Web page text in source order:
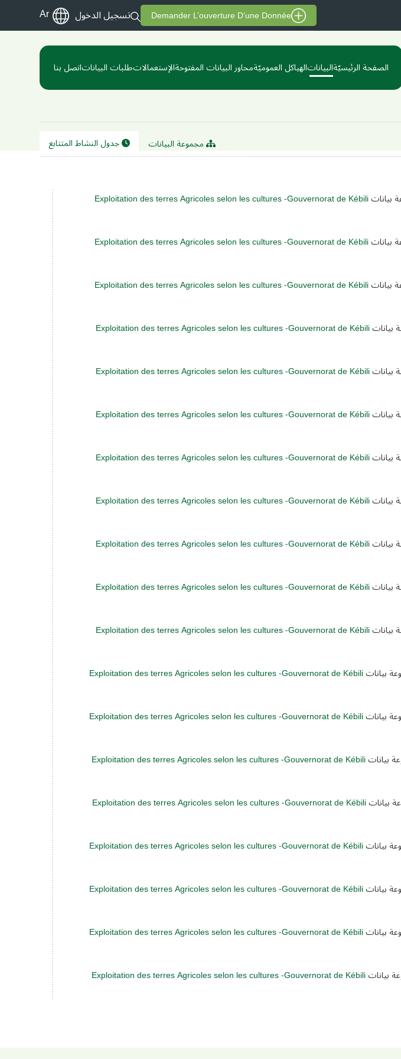
Demander L’ouverture D’une Donnée تسجيل الدخول Ar
الصفحة الرئيسيّةالبياناتالهياكل العموميّةمحاور البيانات المفتوحةالإستعمالاتطلبات البياناتاتصل بنا
مجموعة البيانات
جدول النشاط المتتابع
Exploitation des terres Agricoles selon les cultures -Gouvernorat de Kébili
Exploitation des terres Agricoles selon les cultures -Gouvernorat de Kébili
Exploitation des terres Agricoles selon les cultures -Gouvernorat de Kébili
Exploitation des terres Agricoles selon les cultures -Gouvernorat de Kébili
Exploitation des terres Agricoles selon les cultures -Gouvernorat de Kébili
Exploitation des terres Agricoles selon les cultures -Gouvernorat de Kébili
Exploitation des terres Agricoles selon les cultures -Gouvernorat de Kébili
Exploitation des terres Agricoles selon les cultures -Gouvernorat de Kébili
Exploitation des terres Agricoles selon les cultures -Gouvernorat de Kébili
Exploitation des terres Agricoles selon les cultures -Gouvernorat de Kébili
Exploitation des terres Agricoles selon les cultures -Gouvernorat de Kébili
Exploitation des terres Agricoles selon les cultures -Gouvernorat de Kébili
Exploitation des terres Agricoles selon les cultures -Gouvernorat de Kébili
Exploitation des terres Agricoles selon les cultures -Gouvernorat de Kébili
Exploitation des terres Agricoles selon les cultures -Gouvernorat de Kébili
Exploitation des terres Agricoles selon les cultures -Gouvernorat de Kébili
Exploitation des terres Agricoles selon les cultures -Gouvernorat de Kébili
Exploitation des terres Agricoles selon les cultures -Gouvernorat de Kébili
Exploitation des terres Agricoles selon les cultures -Gouvernorat de Kébili